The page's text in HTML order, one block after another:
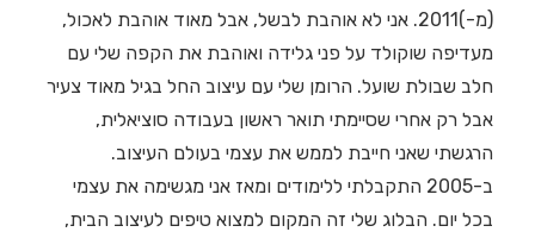
(מ-)2011. אני לא אוהבת לבשל, אבל מאוד אוהבת לאכול,
מעדיפה שוקולד על פני גלידה ואוהבת את הקפה שלי עם
חלב שבולת שועל. הרומן שלי עם עיצוב החל בגיל מאוד צעיר
אבל רק אחרי שסיימתי תואר ראשון בעבודה סוציאלית,
הרגשתי שאני חייבת לממש את עצמי בעולם העיצוב.
ב-2005 התקבלתי ללימודים ומאז אני מגשימה את עצמי
בכל יום. הבלוג שלי זה המקום למצוא טיפים לעיצוב הבית,